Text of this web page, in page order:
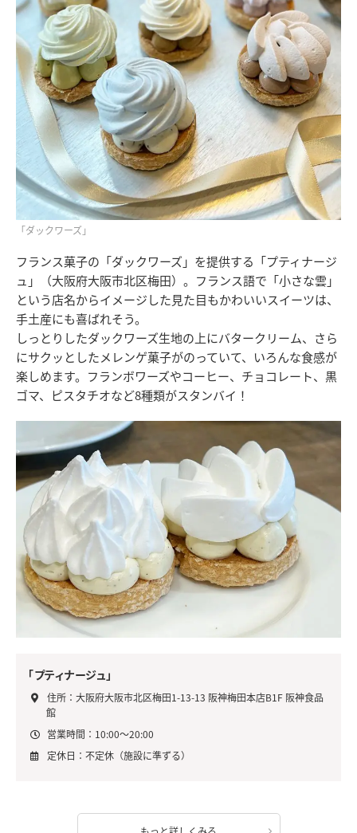
「ダックワーズ」
フランス菓子の「ダックワーズ」を提供する「プティナージ
ュ」（大阪府大阪市北区梅田）。フランス語で「小さな雲」
という店名からイメージした見た目もかわいいスイーツは、
手土産にも喜ばれそう。
しっとりしたダックワーズ生地の上にバタークリーム、さら
にサクッとしたメレンゲ菓子がのっていて、いろんな食感が
楽しめます。フランボワーズやコーヒー、チョコレート、黒
ゴマ、ピスタチオなど8種類がスタンバイ！
「プティナージュ」
住所：大阪府大阪市北区梅田1-13-13 阪神梅田本店B1F 阪神食品
館
営業時間：10:00～20:00
定休日：不定休（施設に準ずる）